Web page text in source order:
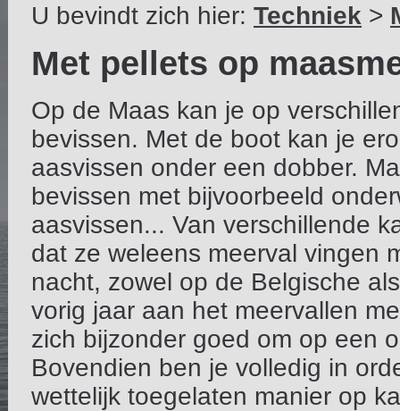
U bevindt zich hier: Techniek >
Met pellets op
Op de Maas kan je op
bevissen. Met de boot kan je
aasvissen onder een dobber.
bevissen met bijvoorbeeld
aasvissen... Van verschillende
dat ze weleens meerval vingen
nacht, zowel op de Belgische
vorig jaar aan het meervallen
zich bijzonder goed om op een
Bovendien ben je volledig in
wettelijk toegelaten manier op